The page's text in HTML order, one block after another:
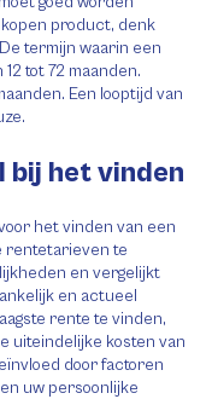
product, denk
termijn waarin een
tot 72 maanden.
Een looptijd van
bij het vinden
het vinden van een
rentetarieven te
en vergelijkt
en actueel
rente te vinden,
uiteindelijke kosten van
door factoren
uw persoonlijke